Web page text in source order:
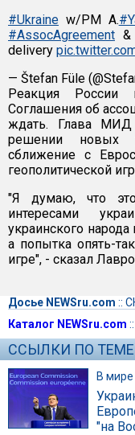
#Ukraine w/PM A.
#AssocAgreement &
delivery
— Štefan Füle
Реакция России
Соглашения об
ждать. Глава
решении новых
сближение с
геополитической
"Я думаю, что
интересами
украинского народа
а попытка опять-
игре", - сказал
Досье NEWSru.com ::
Каталог NEWSru.com ::
ССЫЛКИ ПО ТЕМЕ
В мире
"на